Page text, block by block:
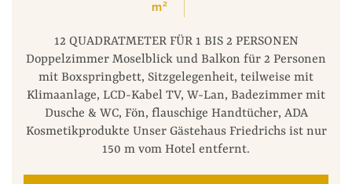
m²
12 QUADRATMETER FÜR 1 BIS 2 PERSONEN
Doppelzimmer Moselblick und Balkon für 2 Personen
mit Boxspringbett, Sitzgelegenheit, teilweise mit
Klimaanlage, LCD-Kabel TV, W-Lan, Badezimmer mit
Dusche & WC, Fön, flauschige Handtücher, ADA
Kosmetikprodukte Unser Gästehaus Friedrichs ist nur
150 m vom Hotel entfernt.